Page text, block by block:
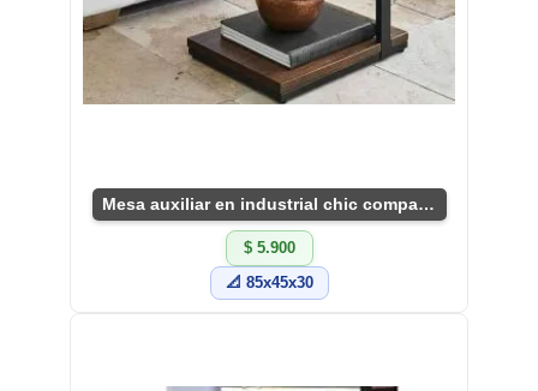
Mesa auxiliar en industrial chic compacta y útil
$ 5.900
📐 85x45x30